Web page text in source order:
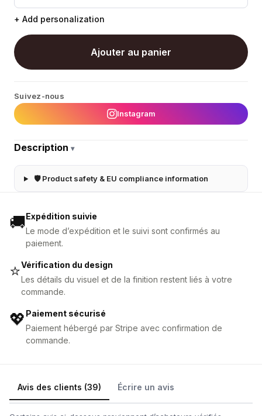
+ Add personalization
Ajouter au panier
Suivez-nous
Instagram
Description ▾
🛡 Product safety & EU compliance information
🚚Expédition suivie
Le mode d’expédition et le suivi sont confirmés au
paiement.
⭐Vérification du design
Les détails du visuel et de la finition restent liés à votre
commande.
💖 Paiement sécurisé
Paiement hébergé par Stripe avec confirmation de
commande.
Avis des clients (39) Écrire un avis